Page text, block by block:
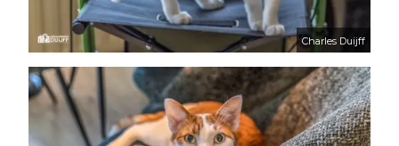
Charles Duijff